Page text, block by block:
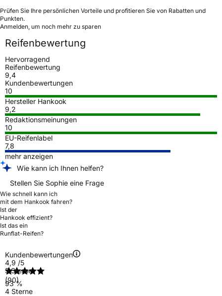
Prüfen Sie Ihre persönlichen Vorteile und profitieren Sie von Rabatten und
Punkten.
Anmelden, um noch mehr zu sparen
Reifenbewertung
Hervorragend
Reifenbewertung
9,4
Kundenbewertungen
10
Hersteller Hankook
9,2
Redaktionsmeinungen
10
EU-Reifenlabel
7,8
mehr anzeigen
Wie kann ich Ihnen helfen?
Stellen Sie Sophie eine Frage
Wie schnell kann ich
mit dem Hankook fahren?
Ist der
Hankook effizient?
Ist das ein
Runflat-Reifen?
Kundenbewertungen
4,9 /5
(90)
5 Sterne
93 %
4 Sterne